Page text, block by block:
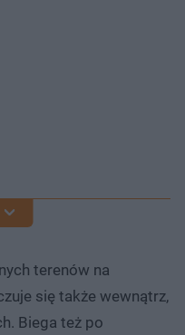
terenów na
się także wewnątrz,
Biega też po